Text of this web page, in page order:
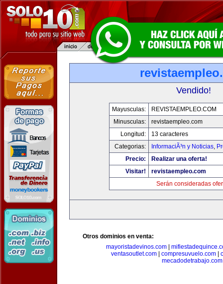
Vendido!
Mayusculas:
REVISTAEMPLEO.COM
Minusculas:
revistaempleo.com
Longitud:
13 caracteres
Categorias:
InformaciÃ³n y Noticias,
Precio:
Realizar una oferta!
Visitar!
revistaempleo.com
Serán consideradas
Otros dominios en venta:
mayoristadevinos.com
ventasoutlet.com
compresuvuelo.com
mecadodetrabajo.com